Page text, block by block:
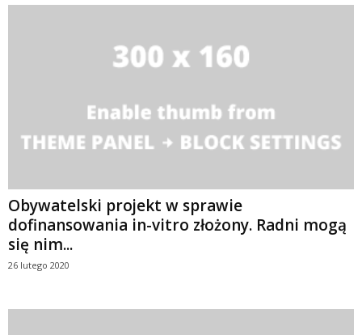
Obywatelski projekt w sprawie
dofinansowania in-vitro złożony. Radni mogą
się nim...
26 lutego 2020